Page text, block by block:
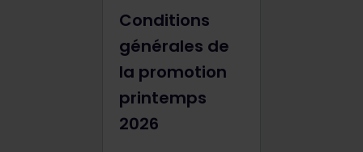
Conditions
générales de
la promotion
printemps
2026